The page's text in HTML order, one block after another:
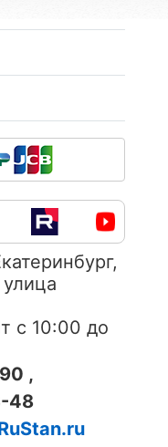
с 10:00 до
,
48